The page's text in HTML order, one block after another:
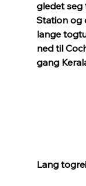
gledet seg
Station og
lange
ned til
gang
Lang